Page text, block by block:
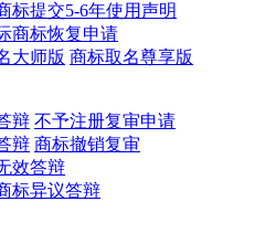
标提交5-6年使用声明
商标恢复申请
大师版 商标取名尊享版
辩 不予注册复审申请
辩 商标撤销复审
效答辩
标异议答辩